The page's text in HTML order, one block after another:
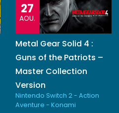
27
AOU.
Metal Gear Solid 4 :
Guns of the Patriots –
Master Collection
Version
Nintendo Switch 2 - Action
Aventure - Konami